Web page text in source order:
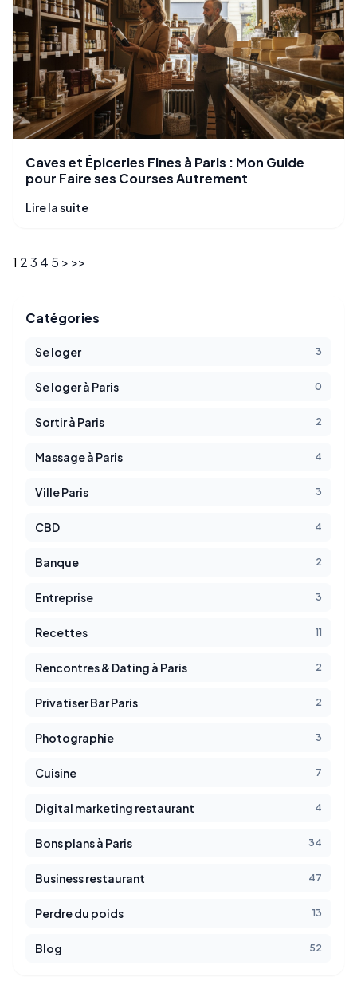
Caves et Épiceries Fines à Paris : Mon Guide
pour Faire ses Courses Autrement
Lire la suite
1 23 4 5 > >>
Catégories
Se loger 3
Se loger à Paris 0
Sortir à Paris 2
Massage à Paris 4
Ville Paris 3
CBD 4
Banque 2
Entreprise 3
Recettes 11
Rencontres & Dating à Paris 2
Privatiser Bar Paris 2
Photographie 3
Cuisine 7
Digital marketing restaurant 4
Bons plans à Paris 34
Business restaurant 47
Perdre du poids 13
Blog 52